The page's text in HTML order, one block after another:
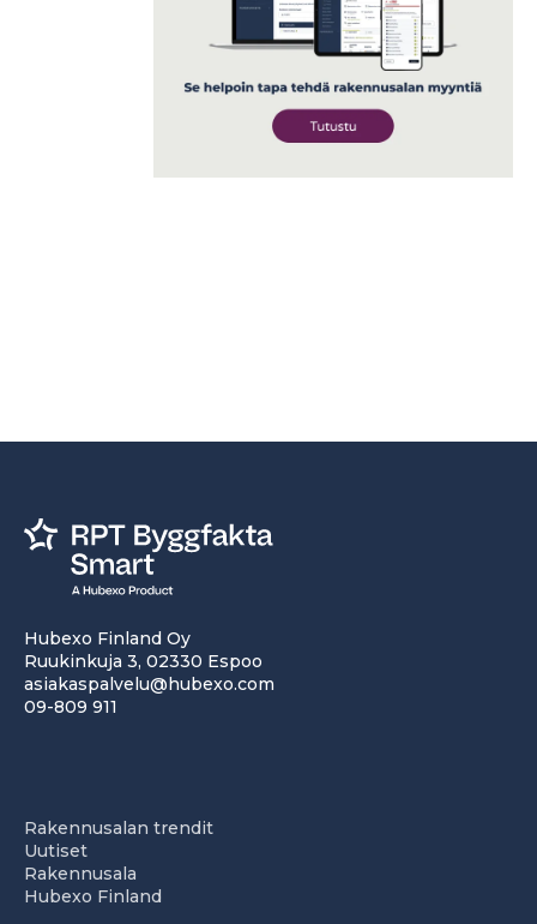
Hubexo Finland Oy
Ruukinkuja 3, 02330 Espoo
asiakaspalvelu@hubexo.com
09-809 911
Rakennusalan trendit
Uutiset
Rakennusala
Hubexo Finland